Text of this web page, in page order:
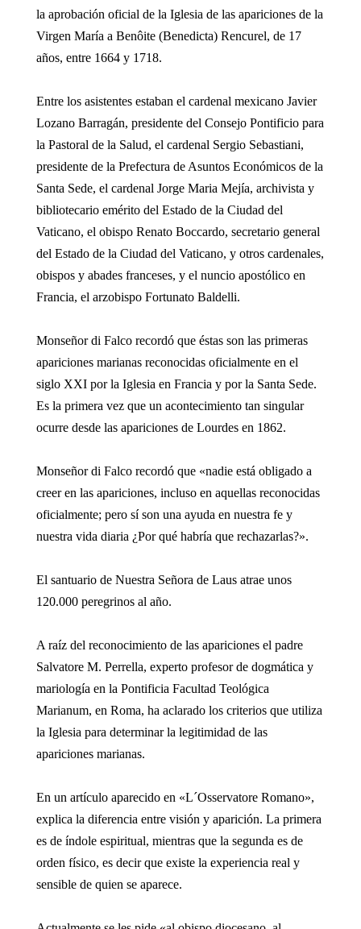
la aprobación oficial de la Iglesia de las apariciones de la
Virgen María a Benôite (Benedicta) Rencurel, de 17
años, entre 1664 y 1718.
Entre los asistentes estaban el cardenal mexicano Javier
Lozano Barragán, presidente del Consejo Pontificio para
la Pastoral de la Salud, el cardenal Sergio Sebastiani,
presidente de la Prefectura de Asuntos Económicos de la
Santa Sede, el cardenal Jorge Maria Mejía, archivista y
bibliotecario emérito del Estado de la Ciudad del
Vaticano, el obispo Renato Boccardo, secretario general
del Estado de la Ciudad del Vaticano, y otros cardenales,
obispos y abades franceses, y el nuncio apostólico en
Francia, el arzobispo Fortunato Baldelli.
Monseñor di Falco recordó que éstas son las primeras
apariciones marianas reconocidas oficialmente en el
siglo XXI por la Iglesia en Francia y por la Santa Sede.
Es la primera vez que un acontecimiento tan singular
ocurre desde las apariciones de Lourdes en 1862.
Monseñor di Falco recordó que «nadie está obligado a
creer en las apariciones, incluso en aquellas reconocidas
oficialmente; pero sí son una ayuda en nuestra fe y
nuestra vida diaria ¿Por qué habría que rechazarlas?».
El santuario de Nuestra Señora de Laus atrae unos
120.000 peregrinos al año.
A raíz del reconocimiento de las apariciones el padre
Salvatore M. Perrella, experto profesor de dogmática y
mariología en la Pontificia Facultad Teológica
Marianum, en Roma, ha aclarado los criterios que utiliza
la Iglesia para determinar la legitimidad de las
apariciones marianas.
En un artículo aparecido en «L´Osservatore Romano»,
explica la diferencia entre visión y aparición. La primera
es de índole espiritual, mientras que la segunda es de
orden físico, es decir que existe la experiencia real y
sensible de quien se aparece.